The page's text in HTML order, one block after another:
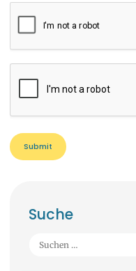
Suche
Suchen